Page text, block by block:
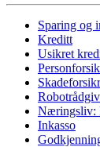
Sparing og
Kreditt
Usikret
Næringsliv:
Inkasso